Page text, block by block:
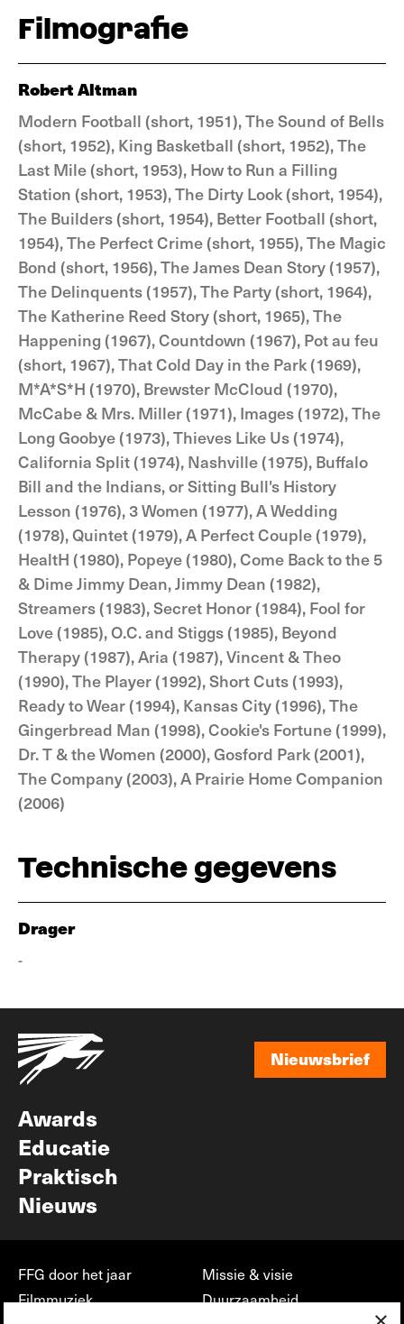
Filmografie
Robert Altman
Modern Football (short, 1951), The Sound of Bells
(short, 1952), King Basketball (short, 1952), The
Last Mile (short, 1953), How to Run a Filling
Station (short, 1953), The Dirty Look (short, 1954),
The Builders (short, 1954), Better Football (short,
1954), The Perfect Crime (short, 1955), The Magic
Bond (short, 1956), The James Dean Story (1957),
The Delinquents (1957), The Party (short, 1964),
The Katherine Reed Story (short, 1965), The
Happening (1967), Countdown (1967), Pot au feu
(short, 1967), That Cold Day in the Park (1969),
M*A*S*H (1970), Brewster McCloud (1970),
McCabe & Mrs. Miller (1971), Images (1972), The
Long Goobye (1973), Thieves Like Us (1974),
California Split (1974), Nashville (1975), Buffalo
Bill and the Indians, or Sitting Bull's History
Lesson (1976), 3 Women (1977), A Wedding
(1978), Quintet (1979), A Perfect Couple (1979),
HealtH (1980), Popeye (1980), Come Back to the 5
& Dime Jimmy Dean, Jimmy Dean (1982),
Streamers (1983), Secret Honor (1984), Fool for
Love (1985), O.C. and Stiggs (1985), Beyond
Therapy (1987), Aria (1987), Vincent & Theo
(1990), The Player (1992), Short Cuts (1993),
Ready to Wear (1994), Kansas City (1996), The
Gingerbread Man (1998), Cookie's Fortune (1999),
Dr. T & the Women (2000), Gosford Park (2001),
The Company (2003), A Prairie Home Companion
(2006)
Technische gegevens
Drager
-
Nieuwsbrief
Awards
Educatie
Praktisch
Nieuws
FFG door het jaar
Filmmuziek
Missie & visie
Duurzaamheid